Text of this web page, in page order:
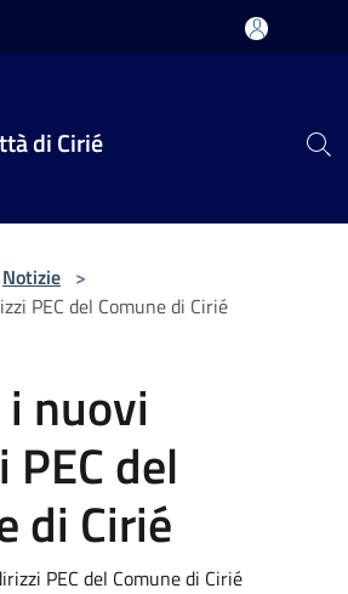
di Cirié
Notizie >
PEC del Comune di Cirié
nuovi
del
di Cirié
PEC del Comune di Cirié